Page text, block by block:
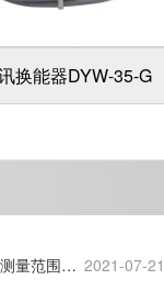
换能器DYW-35-G
量范围， 2021-07-21